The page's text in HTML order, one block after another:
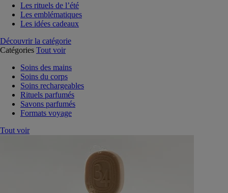
Les rituels de l’été
Les emblématiques
Les idées cadeaux
Découvrir la catégorie
Catégories Tout voir
Soins des mains
Soins du corps
Soins rechargeables
Rituels parfumés
Savons parfumés
Formats voyage
Tout voir